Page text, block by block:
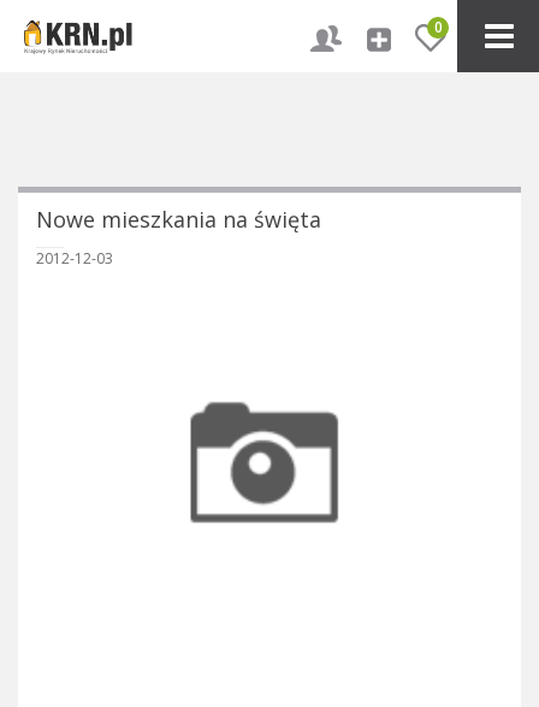
0
Nowe mieszkania na święta
2012-12-03